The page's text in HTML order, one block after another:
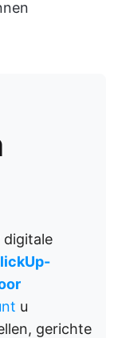
digitale
u
gerichte